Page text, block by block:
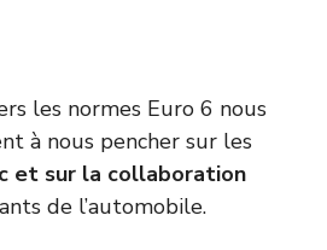
les normes Euro 6 nous
à nous pencher sur les
et sur la collaboration
de l’automobile.